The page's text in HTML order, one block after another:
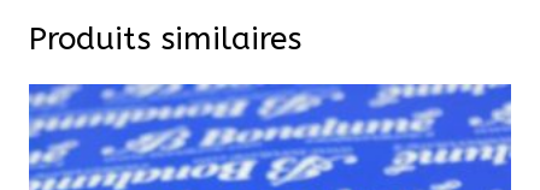
Produits similaires